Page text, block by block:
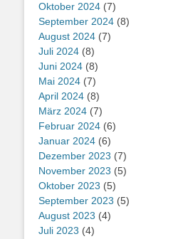
Oktober 2024 (7)
September 2024 (8)
August 2024 (7)
Juli 2024 (8)
Juni 2024 (8)
Mai 2024 (7)
April 2024 (8)
März 2024 (7)
Februar 2024 (6)
Januar 2024 (6)
Dezember 2023 (7)
November 2023 (5)
Oktober 2023 (5)
September 2023 (5)
August 2023 (4)
Juli 2023 (4)